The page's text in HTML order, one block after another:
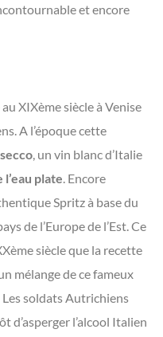
et encore
XIXème siècle à Venise
A l’époque cette
, un vin blanc d’Italie
l’eau plate. Encore
Spritz à base du
de l’Europe de l’Est. Ce
siècle que la recette
mélange de ce fameux
Les soldats Autrichiens
d’asperger l’alcool Italien